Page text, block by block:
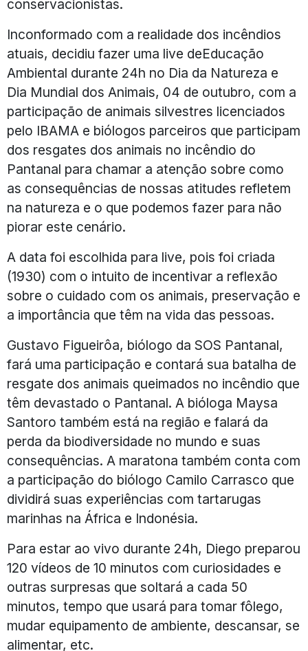
conservacionistas.
Inconformado com a realidade dos incêndios
atuais, decidiu fazer uma live deEducação
Ambiental durante 24h no Dia da Natureza e
Dia Mundial dos Animais, 04 de outubro, com a
participação de animais silvestres licenciados
pelo IBAMA e biólogos parceiros que participam
dos resgates dos animais no incêndio do
Pantanal para chamar a atenção sobre como
as consequências de nossas atitudes refletem
na natureza e o que podemos fazer para não
piorar este cenário.
A data foi escolhida para live, pois foi criada
(1930) com o intuito de incentivar a reflexão
sobre o cuidado com os animais, preservação e
a importância que têm na vida das pessoas.
Gustavo Figueirôa, biólogo da SOS Pantanal,
fará uma participação e contará sua batalha de
resgate dos animais queimados no incêndio que
têm devastado o Pantanal. A bióloga Maysa
Santoro também está na região e falará da
perda da biodiversidade no mundo e suas
consequências. A maratona também conta com
a participação do biólogo Camilo Carrasco que
dividirá suas experiências com tartarugas
marinhas na África e Indonésia.
Para estar ao vivo durante 24h, Diego preparou
120 vídeos de 10 minutos com curiosidades e
outras surpresas que soltará a cada 50
minutos, tempo que usará para tomar fôlego,
mudar equipamento de ambiente, descansar, se
alimentar, etc.